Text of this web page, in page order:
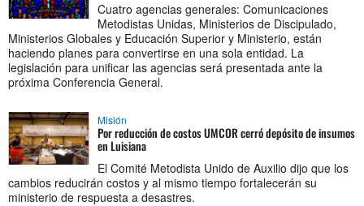
Cuatro agencias generales: Comunicaciones
Metodistas Unidas, Ministerios de Discipulado,
Ministerios Globales y Educación Superior y Ministerio, están
haciendo planes para convertirse en una sola entidad. La
legislación para unificar las agencias será presentada ante la
próxima Conferencia General.
Misión
Por reducción de costos UMCOR cerró depósito de insumos
en Luisiana
El Comité Metodista Unido de Auxilio dijo que los
cambios reducirán costos y al mismo tiempo fortalecerán su
ministerio de respuesta a desastres.